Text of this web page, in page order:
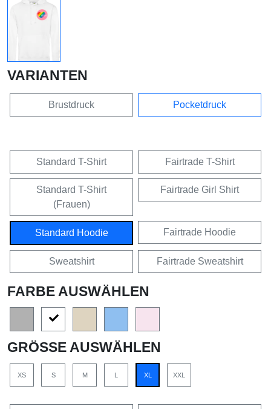
VARIANTEN
Brustdruck Pocketdruck
Standard T-Shirt Fairtrade T-Shirt
Standard T-Shirt
(Frauen)
Fairtrade Girl Shirt
Standard Hoodie Fairtrade Hoodie
Sweatshirt Fairtrade Sweatshirt
FARBE AUSWÄHLEN
GRÖSSE AUSWÄHLEN
XS S M L XL XXL